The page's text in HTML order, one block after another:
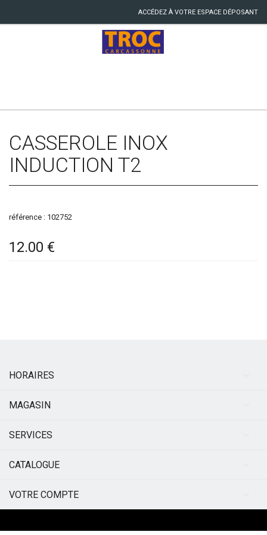
ACCÉDEZ À VOTRE ESPACE DÉPOSANT
CASSEROLE INOX
INDUCTION T2
référence : 102752
12.00 €
HORAIRES
MAGASIN
SERVICES
CATALOGUE
VOTRE COMPTE